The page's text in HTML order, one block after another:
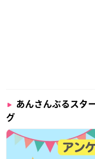
あんさんぶるスタ
グ